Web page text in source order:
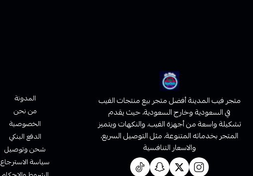
متجر فيب المدينة أفضل متجر بيع منتجات الفيب
في السعودية وخارج السعودية، حيث يقدم
تشكيلة واسعة من أجهزة الفيب، والنكهات ويتميز
المتجر بخدماته المتنوعة، مثل التوصيل السريع،
والاسعار التنافسية
المدونة
من نحن
الخصوصية
الدفع البنكي
شحن وتوصيل
سياسة الاسترجاع